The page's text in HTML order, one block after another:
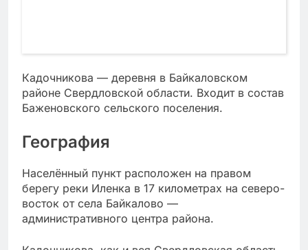
Кадочникова — деревня в Байкаловском
районе Свердловской области. Входит в состав
Баженовского сельского поселения.
География
Населённый пункт расположен на правом
берегу реки Иленка в 17 километрах на северо-
восток от села Байкалово —
административного центра района.